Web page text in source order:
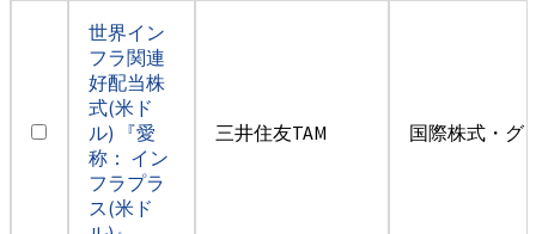
世界イン
フラ関連
好配当株
式(米ド
ル) 『愛
称： イン
フラプラ
ス(米ド
三井住友TAM 国際株式・グ